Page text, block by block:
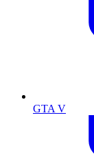
GTA V